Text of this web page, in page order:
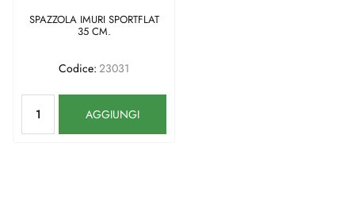
SPAZZOLA IMURI SPORTFLAT
35 CM.
Codice: 23031
AGGIUNGI